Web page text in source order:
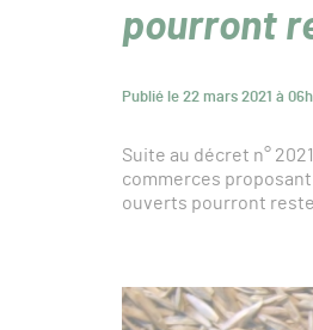
pourront
Publié le 22 mars 2021 à
Suite au décret n°
commerces
ouverts pourront